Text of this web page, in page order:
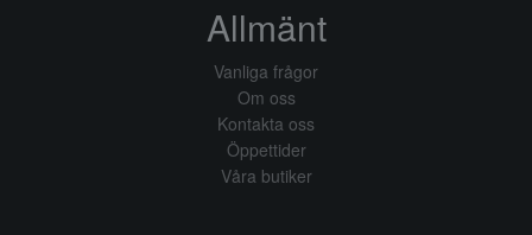
Allmänt
Vanliga frågor
Om oss
Kontakta oss
Öppettider
Våra butiker